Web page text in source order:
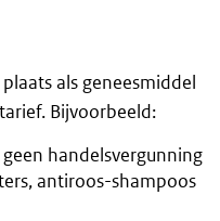
als geneesmiddel
Bijvoorbeeld:
handelsvergunning
antiroos-shampoos